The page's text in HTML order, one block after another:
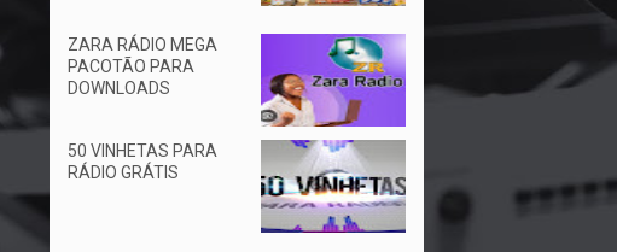
ZARA RÁDIO MEGA
PACOTÃO PARA
DOWNLOADS
50 VINHETAS PARA
RÁDIO GRÁTIS